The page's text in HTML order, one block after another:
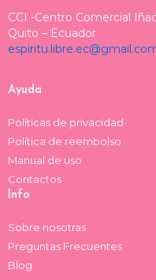
t
a
g
a
t
o
k
e
d
CCI -Centro Comercial
Quito – Ecuador
Ayuda
Políticas de privacidad
Política de reembolso
Manual de uso
Contactos
Info
Sobre nosotras
Preguntas Frecuentes
Blog